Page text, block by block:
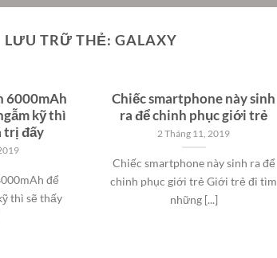
LƯU TRỮ THẺ:GALAXY
6000mAh
kỹ thì
trị đấy
để
thì sẽ thấy
Chiếc smartphone này sinh
ra để chinh phục giới trẻ
2 Tháng 11, 2019
Chiếc smartphone này sinh ra để
chinh phục giới trẻ Giới trẻ đi tìm
những [...]